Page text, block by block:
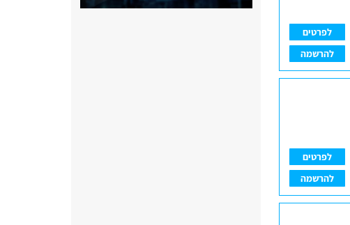
לפרטים
להרשמה
לפרטים
להרשמה